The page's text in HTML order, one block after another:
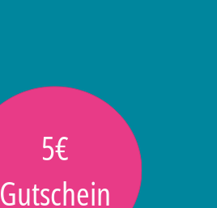
5€
Gutschein